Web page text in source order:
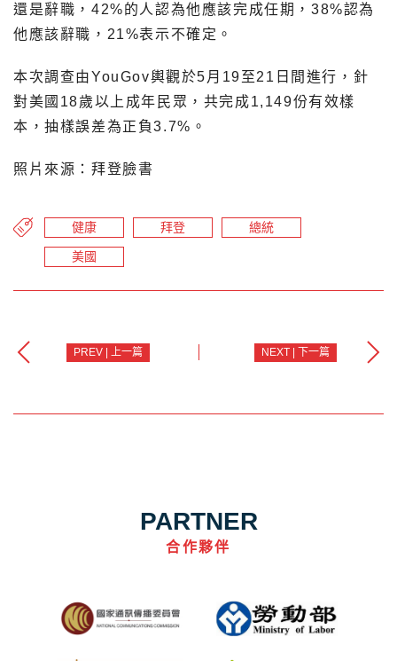
還是辭職，42%的人認為他應該完成任期，38%認為
他應該辭職，21%表示不確定。
本次調查由YouGov輿觀於5月19至21日間進行，針
對美國18歲以上成年民眾，共完成1,149份有效樣
本，抽樣誤差為正負3.7%。
照片來源：拜登臉書
健康 拜登 總統
美國
PREV | 上一篇 NEXT | 下一篇
PARTNER
合作夥伴